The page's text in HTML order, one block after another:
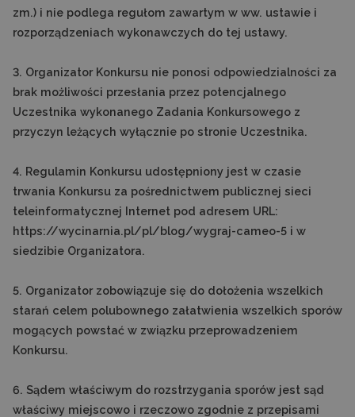
zm.) i nie podlega regułom zawartym w ww. ustawie i
rozporządzeniach wykonawczych do tej ustawy.
3. Organizator Konkursu nie ponosi odpowiedzialności za
brak możliwości przesłania przez potencjalnego
Uczestnika wykonanego Zadania Konkursowego z
przyczyn leżących wyłącznie po stronie Uczestnika.
4. Regulamin Konkursu udostępniony jest w czasie
trwania Konkursu za pośrednictwem publicznej sieci
teleinformatycznej Internet pod adresem URL:
https://wycinarnia.pl/pl/blog/wygraj-cameo-5 i w
siedzibie Organizatora.
5. Organizator zobowiązuje się do dołożenia wszelkich
starań celem polubownego załatwienia wszelkich sporów
mogących powstać w związku przeprowadzeniem
Konkursu.
6. Sądem właściwym do rozstrzygania sporów jest sąd
właściwy miejscowo i rzeczowo zgodnie z przepisami